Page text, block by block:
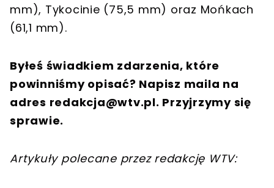
mm), Tykocinie (75,5 mm) oraz Mońkach
(61,1 mm).
Byłeś świadkiem zdarzenia, które
powinniśmy opisać? Napisz maila na
adres redakcja@wtv.pl. Przyjrzymy się
sprawie.
Artykuły polecane przez redakcję WTV: